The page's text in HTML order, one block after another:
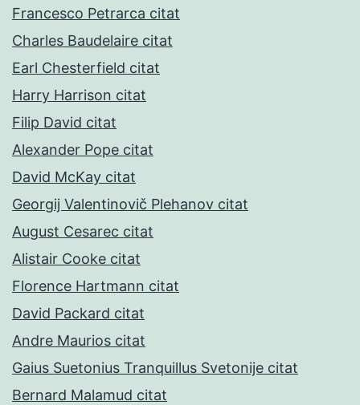
Francesco Petrarca citat
Charles Baudelaire citat
Earl Chesterfield citat
Harry Harrison citat
Filip David citat
Alexander Pope citat
David McKay citat
Georgij Valentinovič Plehanov citat
August Cesarec citat
Alistair Cooke citat
Florence Hartmann citat
David Packard citat
Andre Maurios citat
Gaius Suetonius Tranquillus Svetonije citat
Bernard Malamud citat